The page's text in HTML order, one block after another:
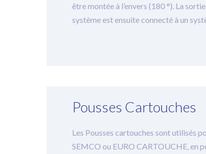
être montée à l’envers (180 °). La
système est ensuite connecté à un
Pousses Cartouches
Les Pousses cartouches sont utilisés
SEMCO ou EURO CARTOUCHE, en